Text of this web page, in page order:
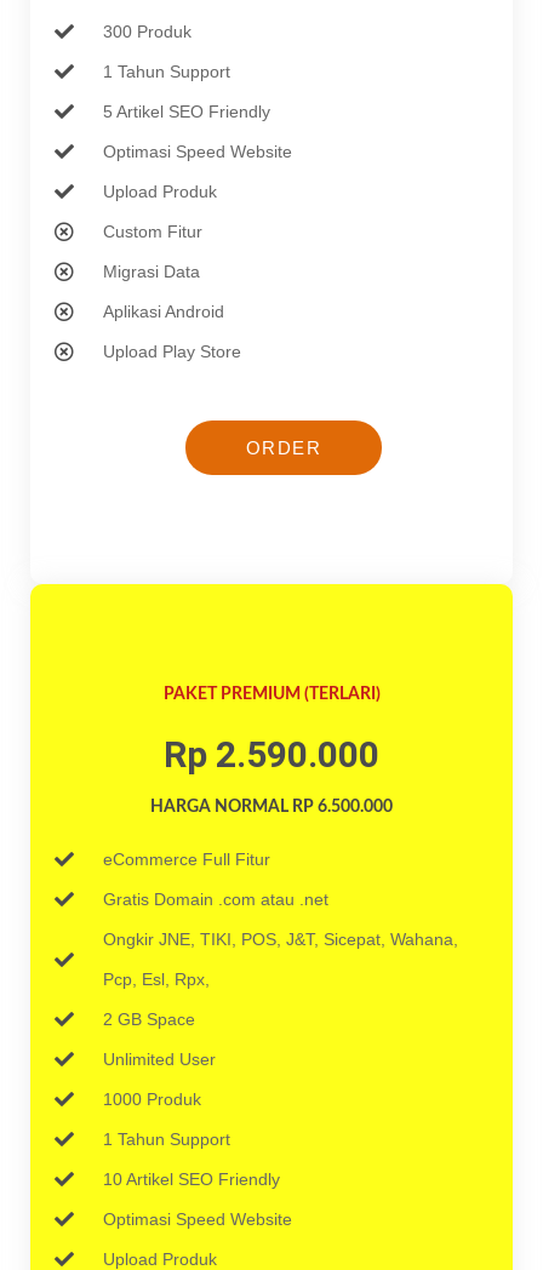
300 Produk
1 Tahun Support
5 Artikel SEO Friendly
Optimasi Speed Website
Upload Produk
Custom Fitur
Migrasi Data
Aplikasi Android
Upload Play Store
ORDER
PAKET PREMIUM (TERLARI)
Rp 2.590.000
HARGA NORMAL RP 6.500.000
eCommerce Full Fitur
Gratis Domain .com atau .net
Ongkir JNE, TIKI, POS, J&T, Sicepat, Wahana,
Pcp, Esl, Rpx,
2 GB Space
Unlimited User
1000 Produk
1 Tahun Support
10 Artikel SEO Friendly
Optimasi Speed Website
Upload Produk